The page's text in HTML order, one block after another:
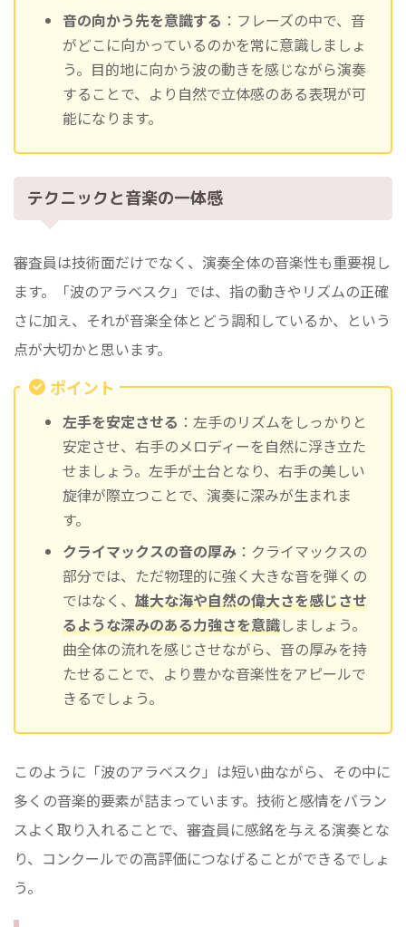
音の向かう先を意識する ：フレーズの中で、音
がどこに向かっているのかを常に意識しましょ
う。目的地に向かう波の動きを感じながら演奏
することで、より自然で立体感のある表現が可
能になります。
テクニックと音楽の一体感
審査員は技術面だけでなく、演奏全体の音楽性も重要視し
ます。「波のアラベスク」では、指の動きやリズムの正確
さに加え、それが音楽全体とどう調和しているか、という
点が大切かと思います。
ポイント
左手を安定させる ：左手のリズムをしっかりと
安定させ、右手のメロディーを自然に浮き立た
せましょう。左手が土台となり、右手の美しい
旋律が際立つことで、演奏に深みが生まれま
す。
クライマックスの音の厚み ：クライマックスの
部分では、ただ物理的に強く大きな音を弾くの
ではなく、 雄大な海や自然の偉大さを感じさせ
るような深みのある力強さを意識しましょう。
曲全体の流れを感じさせながら、音の厚みを持
たせることで、より豊かな音楽性をアピールで
きるでしょう。
このように「波のアラベスク」は短い曲ながら、その中に
多くの音楽的要素が詰まっています。技術と感情をバラン
スよく取り入れることで、審査員に感銘を与える演奏とな
り、コンクールでの高評価につなげることができるでしょ
う。